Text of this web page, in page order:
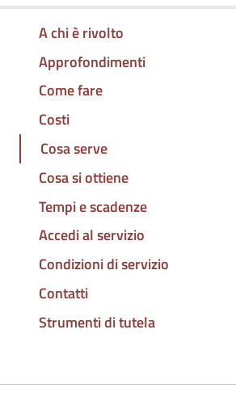
A chi è rivolto
Approfondimenti
Come fare
Costi
Cosa serve
Cosa si ottiene
Tempi e scadenze
Accedi al servizio
Condizioni di servizio
Contatti
Strumenti di tutela